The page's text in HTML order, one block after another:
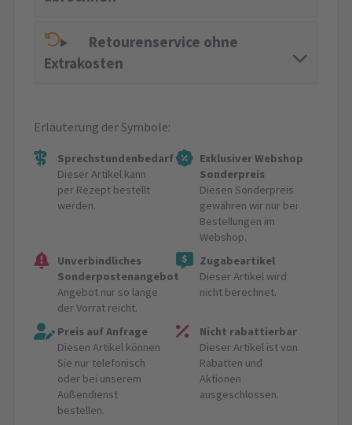
Retourenservice ohne
Extrakosten
Erläuterung der Symbole:
Sprechstundenbedarf
Dieser Artikel kann
per Rezept bestellt
werden.
Exklusiver Webshop
Sonderpreis
Diesen Sonderpreis
gewähren wir nur bei
Bestellungen im
Webshop.
Unverbindliches
Sonderpostenangebot
Angebot nur so lange
der Vorrat reicht.
Zugabeartikel
Dieser Artikel wird
nicht berechnet.
Preis auf Anfrage
Diesen Artikel können
Sie nur telefonisch
oder bei unserem
Außendienst
bestellen.
Nicht rabattierbar
Dieser Artikel ist von
Rabatten und
Aktionen
ausgeschlossen.